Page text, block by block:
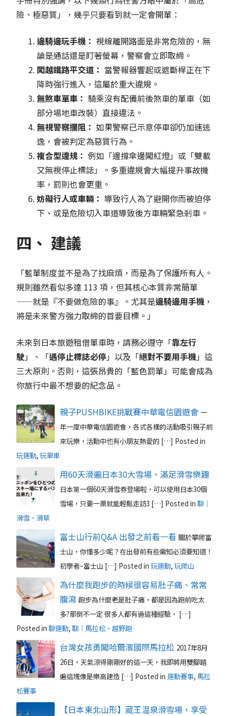
險、極惡質」，幾乎只要看到就一定會開單：
邊騎邊玩手機： 視線離開路面是非常危險的，無
論是通話還是盯著螢幕，警察會立即取締。
闖越鐵路平交道： 當警報器響起或遮斷桿正在下
降時強行進入，這屬於重大違規。
無煞車單車： 騎乘沒有配備前後煞車的單車（如
部分場地車改裝）直接違法。
無視警察攔阻： 如果警察已示意停車卻仍加速逃
逸，會被判定為惡質行為。
複合型違規： 例如「邊撐傘邊闖紅燈」或「雙載
又無視停止標誌」。多重違規會大幅提升事故機
率，罰則也會更重。
妨礙行人或車輛： 導致行人為了避開你而被迫停
下、或是危險切入車道導致後方車輛緊急剎車。
四、 建議
「藍單制度並不是為了找麻煩，而是為了保護所有人。
規則雖然看似多達 113 項，但其核心本質非常簡單
——就是『不要做危險的事』。尤其是邊騎邊用手機 ，
將是未來警方強力取締的首要目標。」
未來到日本旅遊租借單車時，請務必遵守「靠左行
駛」、「遇停止標誌必停」以及「絕對不要用手機」這
三大原則。否則，這張昂貴的「藍色罰單」可能會成為
你旅行中最不想要的紀念品。
親子PUSHBIKE挑戰賽中華電信園遊會 一
年一度中華電信園遊會，各式各樣的活動吸引親子前
來玩樂，活動中也有小朋友熱愛的 […] Posted in
玩運動, 玩單車
用60天滑遍日本30大雪場、滿足滑雪樂趣
日本第一個60天滑雪券登場啦，可以使用日本30個
雪場，只要一票就能輕鬆走訪3 […] Posted in 聊｜
滑雪、滑草
富士山行前Q&A 出發之前看一看 關於攀爬富
士山，你懂多少呢？在出發前有些需知必須要知道！
初學者~富士山 […] Posted in 玩運動, 玩爬山
為什麼我跑步的時候很容易肚子痛、常常
腹瀉 跑步為什麼老是肚子痛，都是因為跑前吃太
多?那倒不一定 很多人都有過這種經驗， […]
Posted in 聊運動, 聊｜馬拉松、越野跑
台灣女孩勇闖哈爾濱國際馬拉松 2017年8月
26日，天氣涼得剛剛好的這一天，我即將用雙腳踏
遍這塊像是樂高建造 […] Posted in 運動賽事, 馬拉
松賽事
【日本東北山形】蔵王温泉滑雪場，享受